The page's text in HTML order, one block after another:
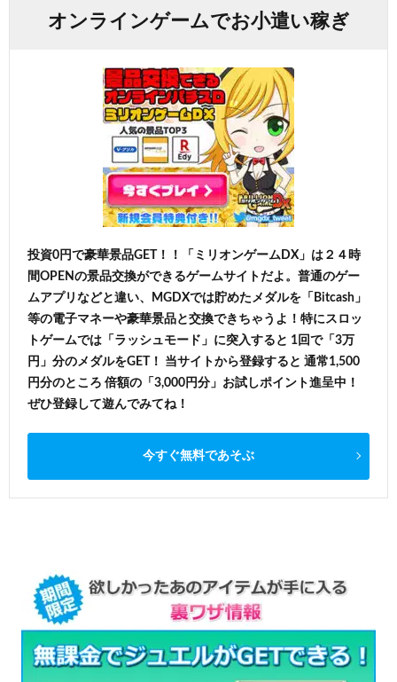
オンラインゲームでお小遣い稼ぎ
投資0円で豪華景品GET！！「ミリオンゲームDX」は２４時
間OPENの景品交換ができるゲームサイトだよ。普通のゲー
ムアプリなどと違い、MGDXでは貯めたメダルを「Bitcash」
等の電子マネーや豪華景品と交換できちゃうよ！特にスロッ
トゲームでは「ラッシュモード」に突入すると 1回で「3万
円」分のメダルをGET！ 当サイトから登録すると 通常1,500
円分のところ 倍額の「3,000円分」お試しポイント進呈中！
ぜひ登録して遊んでみてね！
今すぐ無料であそぶ